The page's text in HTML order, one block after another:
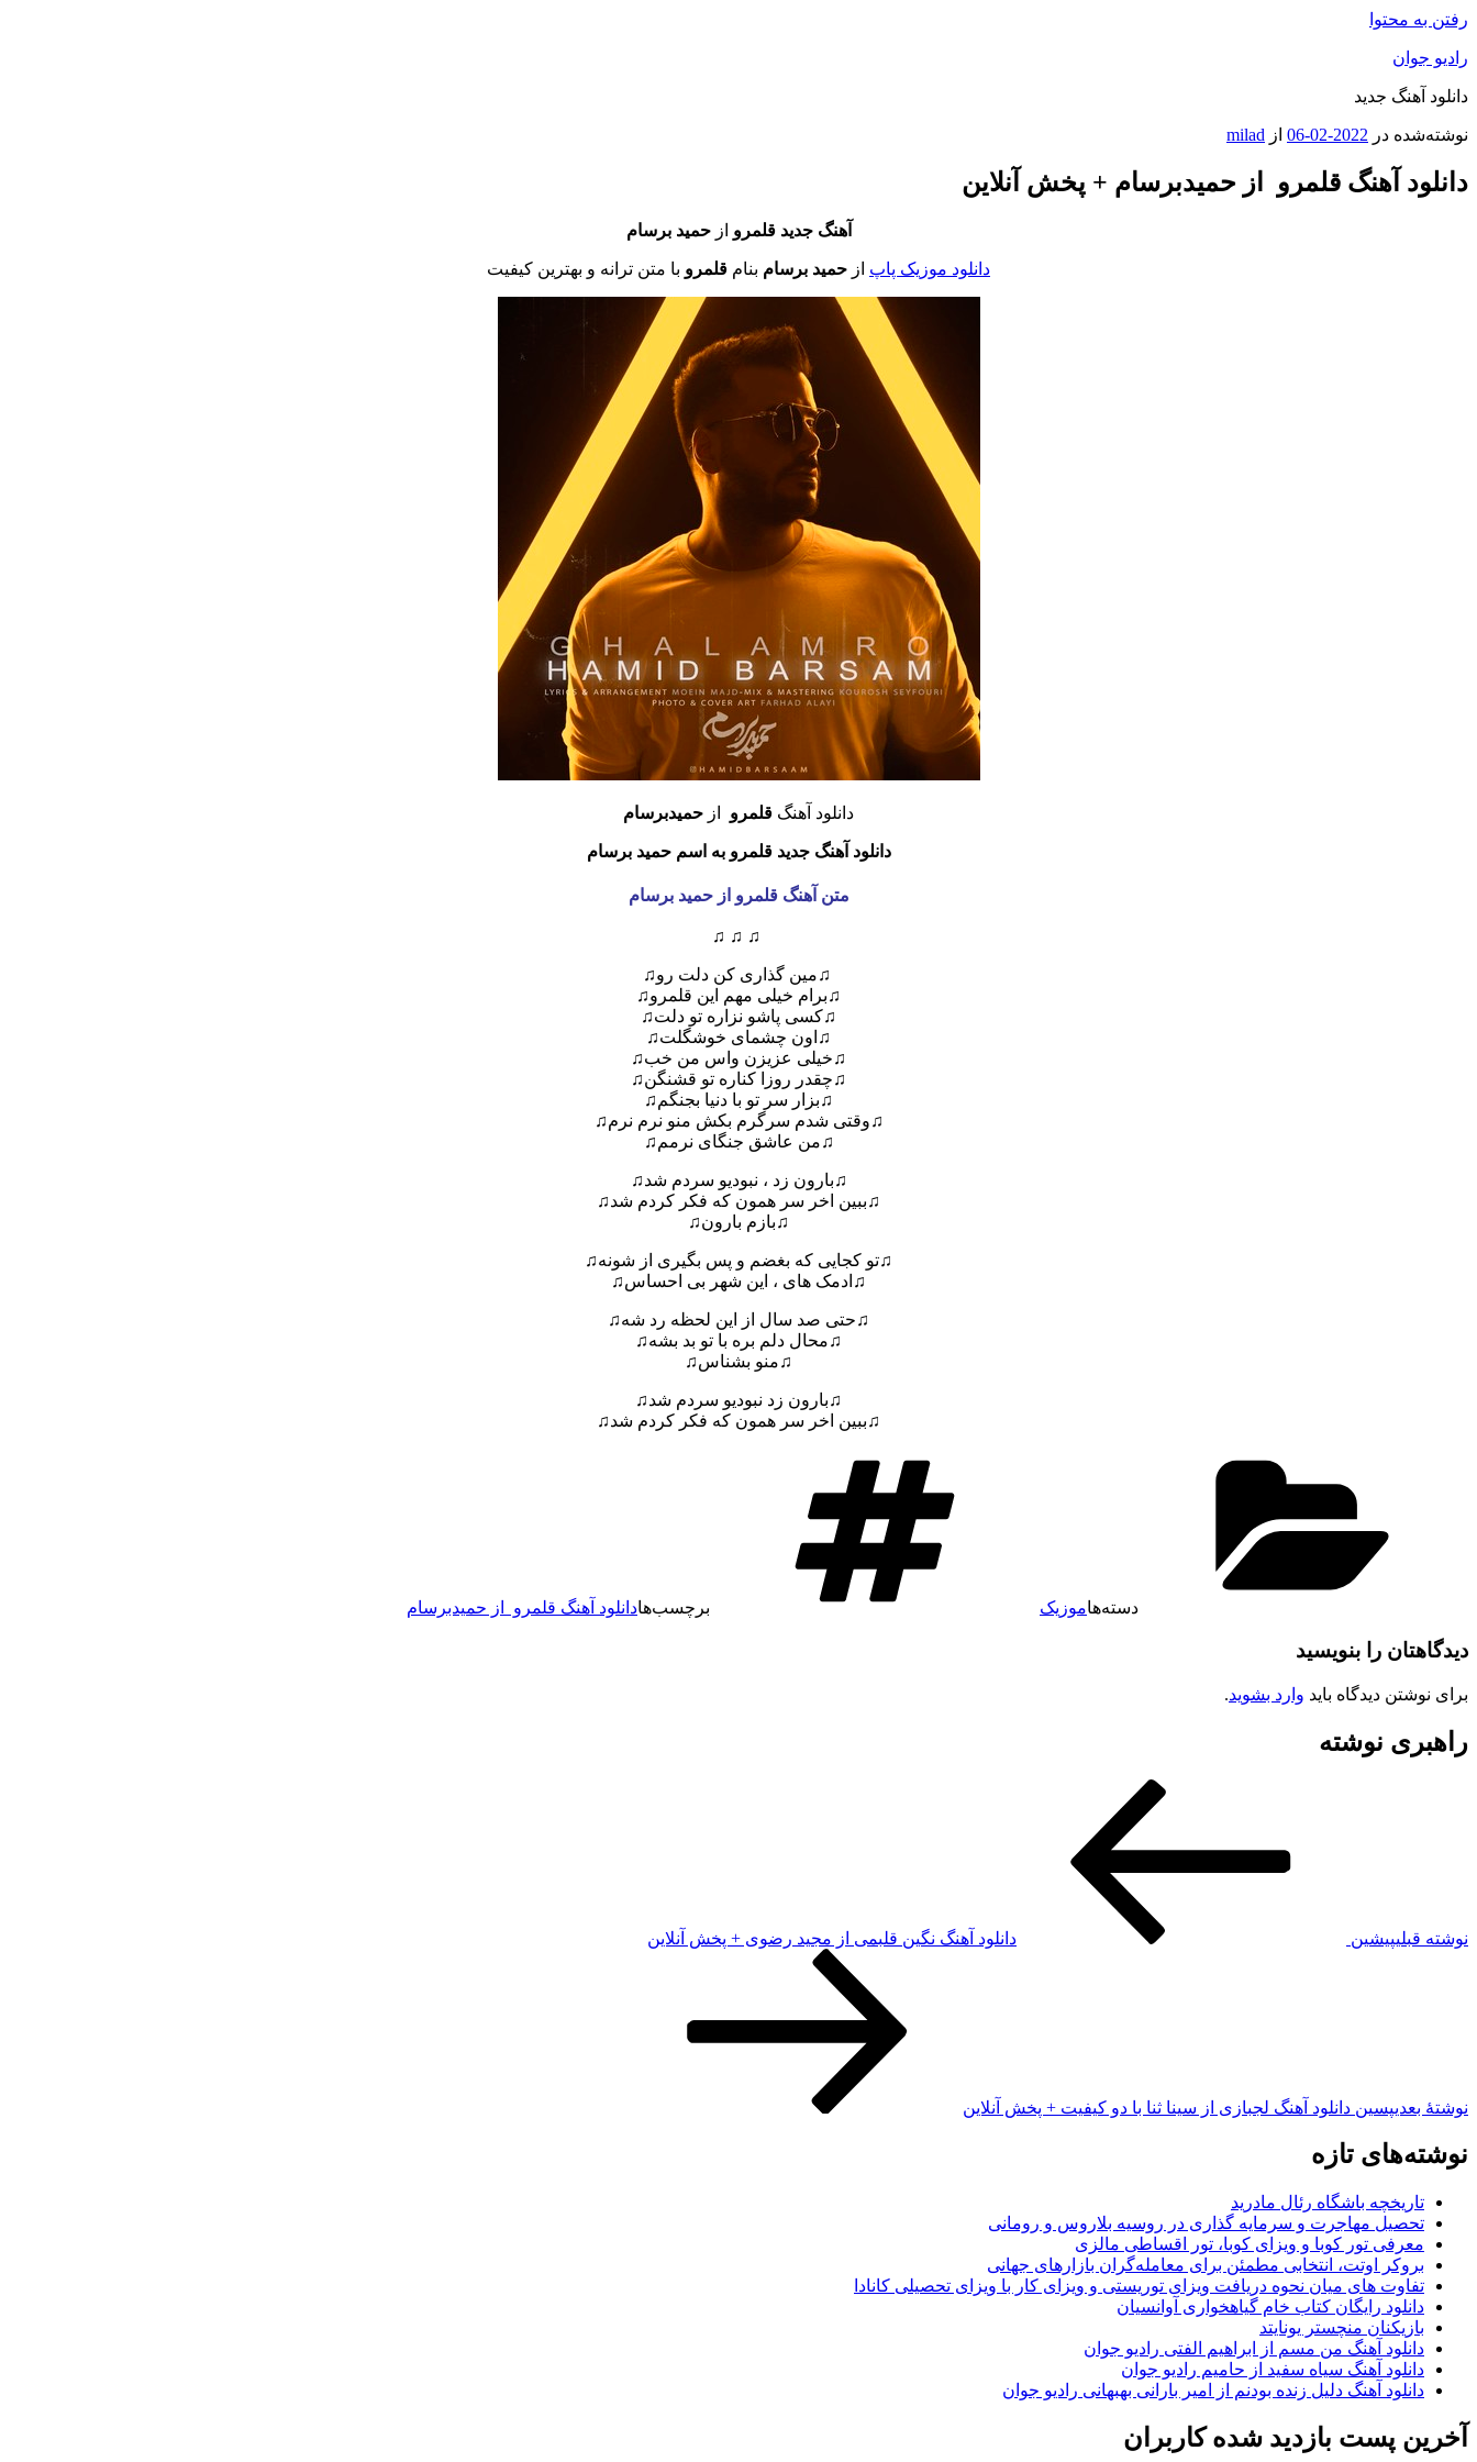
رفتن به محتوا
رادیو جوان
دانلود آهنگ جدید
نوشته‌شده در 2022-02-06 از milad
دانلود آهنگ قلمرو از حمیدبرسام + پخش آنلاین
آهنگ جدید قلمرو ازحمید برسام
دانلود موزیک پاپ از حمید برسام بنام قلمرو با متن ترانه و بهترین کیفیت
دانلود آهنگ قلمرو از حمیدبرسام
دانلود آهنگ جدید قلمرو به اسم حمید برسام
متن آهنگ قلمرو از حمید برسام
♫ ♫ ♫
♫مین گذاری کن دلت رو♫
♫برام خیلی مهم این قلمرو♫
♫کسی پاشو نزاره تو دلت♫
♫اون چشمای خوشگلت♫
♫خیلی عزیزن واس من خب♫
♫چقدر روزا کناره تو قشنگن♫
♫بزار سر تو با دنیا بجنگم♫
♫وقتی شدم سرگرم بکش منو نرم نرم♫
♫من عاشق جنگای نرمم♫
♫بارون زد ، نبودیو سردم شد♫
♫ببین اخر سر همون که فکر کردم شد♫
♫بازم بارون♫
♫تو کجایی که بغضم و پس بگیری از شونه♫
♫ادمک های ، این شهر بی احساس♫
♫حتی صد سال از این لحظه رد شه♫
♫محال دلم بره با تو بد بشه♫
♫منو بشناس♫
♫بارون زد نبودیو سردم شد♫
♫ببین اخر سر همون که فکر کردم شد♫
دسته‌هاموزیک برچسب‌هادانلود آهنگ قلمرو از حمیدبرسام
دیدگاهتان را بنویسید
برای نوشتن دیدگاه باید وارد بشوید.
راهبری نوشته
نوشته قبلیپیشین دانلود آهنگ نگین قلبمی از مجید رضوی + پخش آنلاین
نوشته‌ٔ بعدیپسین دانلود آهنگ لجبازی از سینا ثنا با دو کیفیت + پخش آنلاین
نوشته‌های تازه
تاریخچه باشگاه رئال مادرید
تحصیل مهاجرت و سرمایه گذاری در روسیه بلاروس و رومانی
معرفی تور کوبا و ویزای کوبا، تور اقساطی مالزی
بروکر اوتت، انتخابی مطمئن برای معامله‌گران بازارهای جهانی
تفاوت های میان نحوه دریافت ویزای توریستی و ویزای کار با ویزای تحصیلی کانادا
دانلود رایگان کتاب خام گیاهخواری آوانسیان
بازیکنان منچستر یونایتد
دانلود آهنگ من مسم از ابراهیم الفتی رادیو جوان
دانلود آهنگ سیاه سفید از حامیم رادیو جوان
دانلود آهنگ دلیل زنده بودنم از امیر بارانی بهبهانی رادیو جوان
آخرین پست بازدید شده کاربران